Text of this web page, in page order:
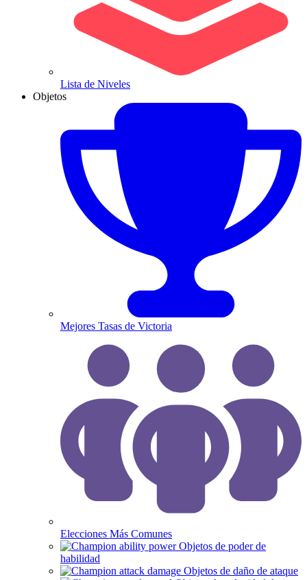
Lista de Niveles
Objetos
Mejores Tasas de Victoria
Elecciones Más Comunes
Objetos de poder de
habilidad
Objetos de daño de ataque